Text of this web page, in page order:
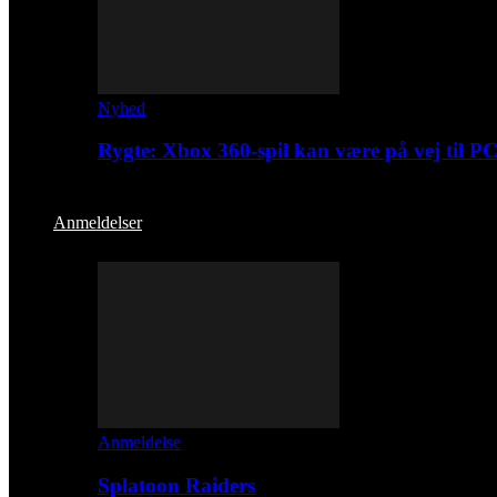
Nyhed
Rygte: Xbox 360-spil kan være på vej til PC
Anmeldelser
Anmeldelse
Splatoon Raiders